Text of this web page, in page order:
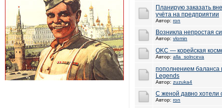
Планирую заказать
учёта на предприятии
Автор: ron
Возникла непростая
Автор: vlomin
OKC — корейская
Автор: alla_solnceva
пополнением баланса
Legends
Автор: zuzuka4
С женой давно хотели
Автор: ron